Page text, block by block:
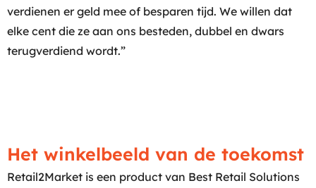
verdienen er geld mee of besparen tijd. We willen dat
elke cent die ze aan ons besteden, dubbel en dwars
terugverdiend wordt.”
Het winkelbeeld van de toekomst
Retail2Market is een product van Best Retail Solutions